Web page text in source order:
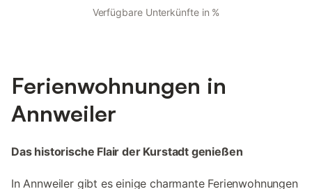
Verfügbare Unterkünfte in %
Ferienwohnungen in
Annweiler
Das historische Flair der Kurstadt genießen
In Annweiler gibt es einige charmante Ferienwohnungen